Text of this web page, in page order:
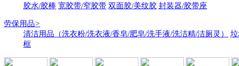
胶水/胶棒 宽胶带/窄胶带 双面胶/美纹胶 封装器/胶带座
劳保用品>
清洁用品（洗衣粉/洗衣液/香皂/肥皂/洗手液/洗洁精/洁厕灵）
框